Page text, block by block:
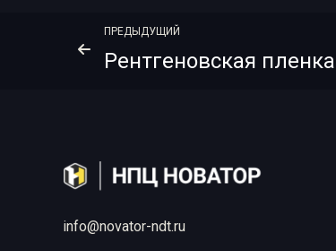
ПРЕДЫДУЩИЙ
info@novator-ndt.ru